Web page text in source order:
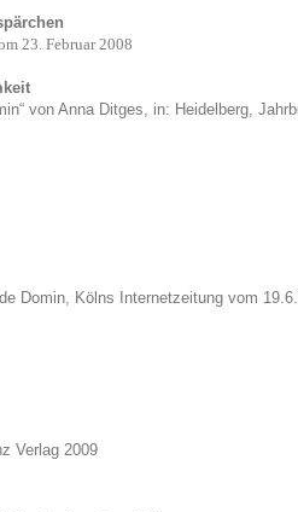
23. Februar 2008
von Anna Ditges, in: Heidelberg,
Domin, Kölns Internetzeitung vom
Verlag 2009